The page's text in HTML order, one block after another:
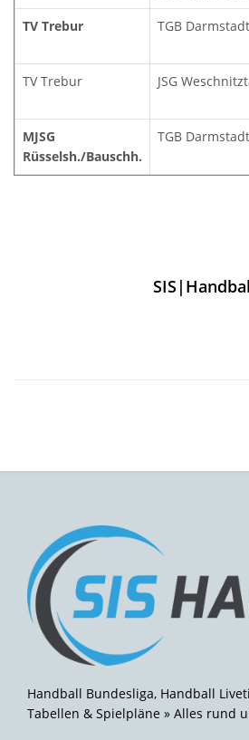
TV Trebur TGB Darmstadt
TV Trebur JSG
MJSG
Rüsselsh./Bauschh.
TGB Darmstadt
Handball Bundesliga, Handball
Tabellen & Spielpläne » Alles rund